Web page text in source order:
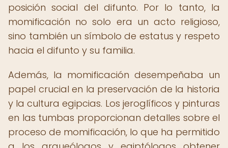
posición social del difunto. Por lo tanto, la
momificación no solo era un acto religioso,
sino también un símbolo de estatus y respeto
hacia el difunto y su familia.
Además, la momificación desempeñaba un
papel crucial en la preservación de la historia
y la cultura egipcias. Los jeroglíficos y pinturas
en las tumbas proporcionan detalles sobre el
proceso de momificación, lo que ha permitido